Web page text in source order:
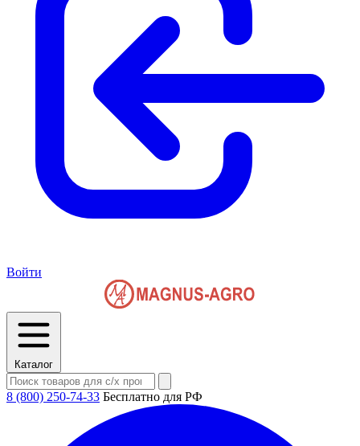
Войти
Каталог
8 (800) 250-74-33 Бесплатно для РФ